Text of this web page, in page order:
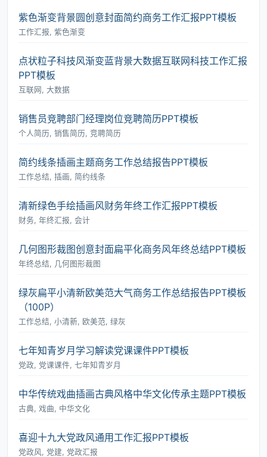
紫色渐变背景圆创意封面简约商务工作汇报PPT模板
工作汇报, 紫色渐变
点状粒子科技风渐变蓝背景大数据互联网科技工作汇报
PPT模板
互联网, 大数据
销售员竞聘部门经理岗位竞聘简历PPT模板
个人简历, 销售简历, 竞聘简历
简约线条插画主题商务工作总结报告PPT模板
工作总结, 插画, 简约线条
清新绿色手绘插画风财务年终工作汇报PPT模板
财务, 年终汇报, 会计
几何图形裁图创意封面扁平化商务风年终总结PPT模板
年终总结, 几何图形裁图
绿灰扁平小清新欧美范大气商务工作总结报告PPT模板
（100P）
工作总结, 小清新, 欧美范, 绿灰
七年知青岁月学习解读党课课件PPT模板
党政, 党课课件, 七年知青岁月
中华传统戏曲插画古典风格中华文化传承主题PPT模板
古典, 戏曲, 中华文化
喜迎十九大党政风通用工作汇报PPT模板
党政风, 党建, 党政汇报